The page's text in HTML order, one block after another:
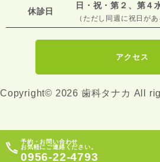
休診日
日・祝・第２、第４
（ただし同週に祝日があ
アクセス
Copyright© 2026 歯科タナカ All
予約・お問い合わせ
お気軽にご連絡ください。
0956-22-4793